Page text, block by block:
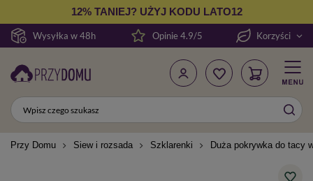
Wysyłka w 48h
12% TANIEJ? UŻYJ KODU LATO12
Opinie 4.9/5 Korzyści
Przy Domu Siew i rozsada Szklarenki Duża pokrywka do tacy